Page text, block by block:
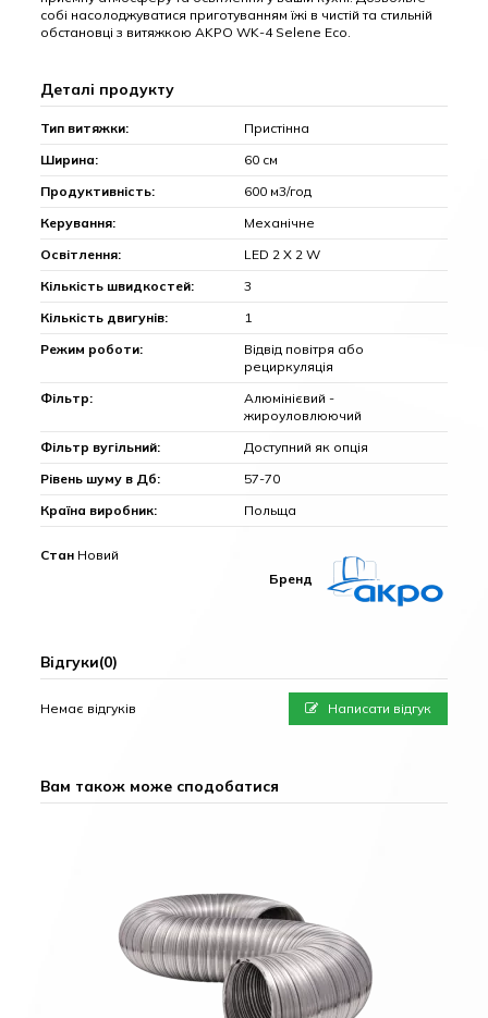
собі насолоджуватися приготуванням їжі в чистій та стильній
обстановці з витяжкою AKPO WK-4 Selene Eco.
Деталі продукту
Тип витяжки:
Пристінна
Ширина:
60 см
Продуктивність:
600 м3/год
Керування:
Механічне
Освітлення:
LED 2 Х 2 W
Кількість швидкостей:
3
Кількість двигунів:
1
Режим роботи:
Відвід повітря або
рециркуляція
Фільтр:
Алюмінієвий -
жироуловлюючий
Фільтр вугільний:
Доступний як опція
Рівень шуму в Дб:
57-70
Країна виробник:
Польща
Бренд
Стан Новий
Відгуки(0)
Немає відгуків Написати відгук
Вам також може сподобатися